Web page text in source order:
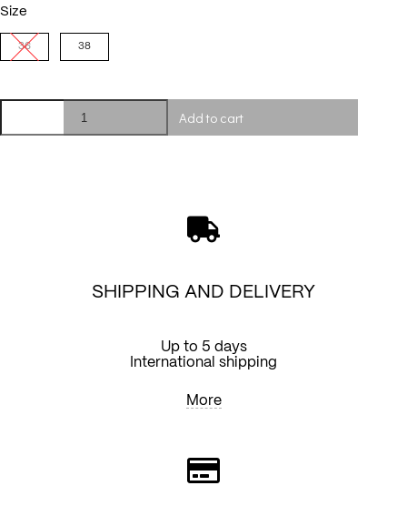
Size
36 38
in
Add to cart
SHIPPING AND DELIVERY
Up to 5 days
International shipping
More